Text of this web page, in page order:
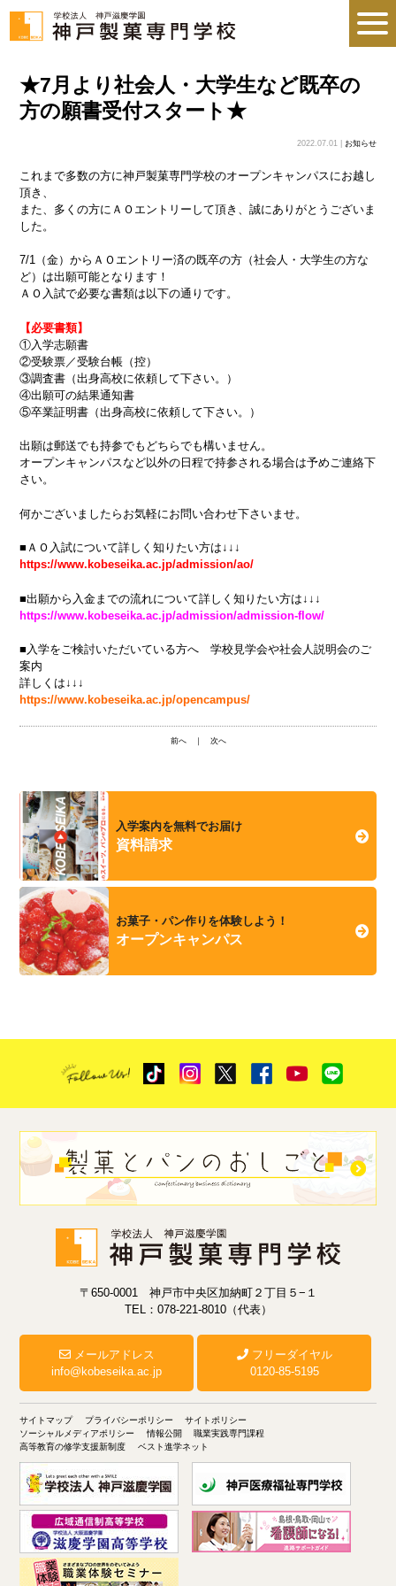
★7月より社会人・大学生など既卒の
方の願書受付スタート★
2022.07.01 | お知らせ
これまで多数の方に神戸製菓専門学校のオープンキャンパスにお越し
頂き、
また、多くの方にＡＯエントリーして頂き、誠にありがとうございま
した。
7/1（金）からＡＯエントリー済の既卒の方（社会人・大学生の方な
ど）は出願可能となります！
ＡＯ入試で必要な書類は以下の通りです。
【必要書類】
①入学志願書
②受験票／受験台帳（控）
③調査書（出身高校に依頼して下さい。）
④出願可の結果通知書
⑤卒業証明書（出身高校に依頼して下さい。）
出願は郵送でも持参でもどちらでも構いません。
オープンキャンパスなど以外の日程で持参される場合は予めご連絡下
さい。
何かございましたらお気軽にお問い合わせ下さいませ。
■ＡＯ入試について詳しく知りたい方は↓↓↓
https://www.kobeseika.ac.jp/admission/ao/
■出願から入金までの流れについて詳しく知りたい方は↓↓↓
https://www.kobeseika.ac.jp/admission/admission-flow/
■入学をご検討いただいている方へ 学校見学会や社会人説明会のご
案内
詳しくは↓↓↓
https://www.kobeseika.ac.jp/opencampus/
前へ｜ 次へ
入学案内を無料でお届け
資料請求
お菓子・パン作りを体験しよう！
オープンキャンパス
〒650-0001 神戸市中央区加納町２丁目５−１
TEL：078-221-8010（代表）
メールアドレス
info@kobeseika.ac.jp
フリーダイヤル
0120-85-5195
サイトマップ プライバシーポリシー
サイトポリシー
ソーシャルメディアポリシー
情報公開
職業実践専門課程
高等教育の修学支援新制度
ベスト進学ネット